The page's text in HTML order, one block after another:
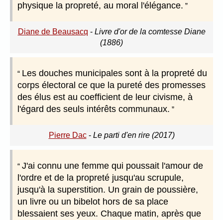
physique la propreté, au moral l'élégance.
Diane de Beausacq - Livre d'or de la comtesse Diane
(1886)
Les douches municipales sont à la propreté du
corps électoral ce que la pureté des promesses
des élus est au coefficient de leur civisme, à
l'égard des seuls intérêts communaux.
Pierre Dac- Le parti d'en rire (2017)
J'ai connu une femme qui poussait l'amour de
l'ordre et de la propreté jusqu'au scrupule,
jusqu'à la superstition. Un grain de poussière,
un livre ou un bibelot hors de sa place
blessaient ses yeux. Chaque matin, après que